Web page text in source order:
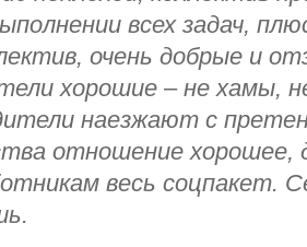
всех задач,
очень добрые и
хорошие – не хамы,
наезжают с
отношение хорошее,
весь соцпакет.